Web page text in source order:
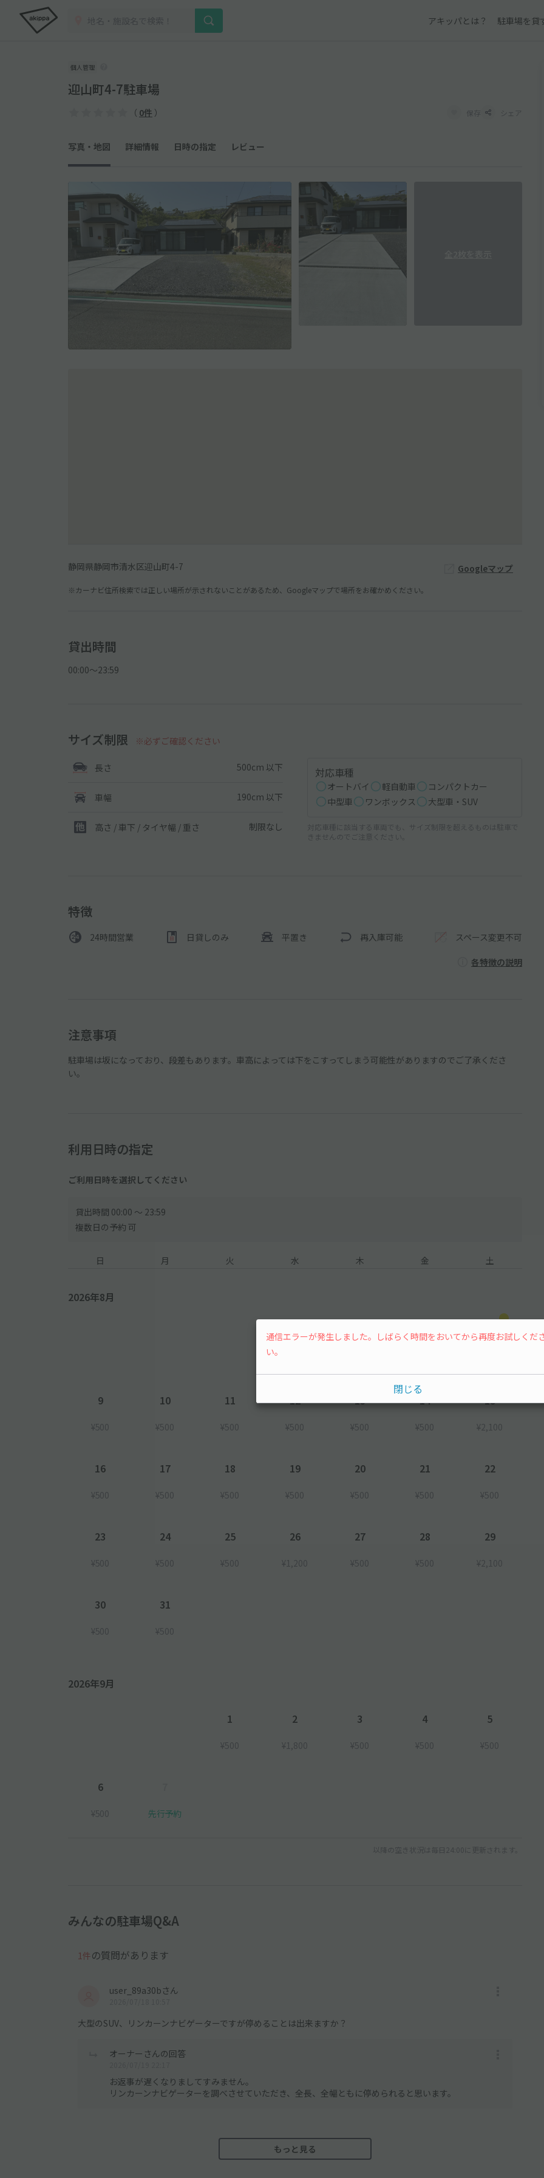
アキッパとは？ 駐車場を貸
個人管理
迎山町4-7駐車場
（ 0件 ） 保存 シェア
写真・地図 詳細情報 日時の指定 レビュー
静岡県静岡市清水区迎山町4-7 Googleマップ
※カーナビ住所検索では正しい場所が示されないことがあるため、Googleマップで場所をお確かめください。
貸出時間
00:00〜23:59
サイズ制限 ※必ずご確認ください
長さ 500cm 以下
車幅 190cm 以下
高さ / 車下 / タイヤ幅 / 重さ 制限なし
対応車種
オートバイ 軽自動車
コンパクトカー
中型車
ワンボックス 大型車・SUV
対応車種に該当する車両でも、サイズ制限を超えるものは駐車で
きませんのでご注意ください。
特徴
24時間営業 日貸しのみ 平置き 再入庫可能 スペース変更不可
各特徴の説明
注意事項
駐車場は坂になっており、段差もあります。車高によっては下をこすってしまう可能性がありますのでご了承くださ
い。
利用日時の指定
ご利用日時を選択してください
貸出時間 00:00 〜 23:59
複数日の予約 可
日 月 火 水 木 金 土
2026年8月
8
9
¥500
10
¥500
11
¥500
12
¥500
13
¥500
14
¥500
15
¥2,100
16
¥500
17
¥500
18
¥500
19
¥500
20
¥500
21
¥500
22
¥500
23
¥500
24
¥500
25
¥500
26
¥1,200
27
¥500
28
¥500
29
¥2,100
30
¥500
31
¥500
2026年9月
1
¥500
2
¥1,800
3
¥500
4
¥500
5
¥500
6
¥500 先行予約
以降の空き状況は毎日24:00に更新されます。
みんなの駐車場Q&A
1件の質問があります
user_89a30bさん
大型のSUV、リンカーンナビゲーターですが停めることは出来ますか？
オーナーさんの回答
お返事が遅くなりましてすみません。
リンカーンナビゲーターを調べさせていただき、全長、全幅ともに停められると思います。
もっと見る
通信エラーが発生しました。しばらく時間をおいてから再度お試しくだ
い。
閉じる